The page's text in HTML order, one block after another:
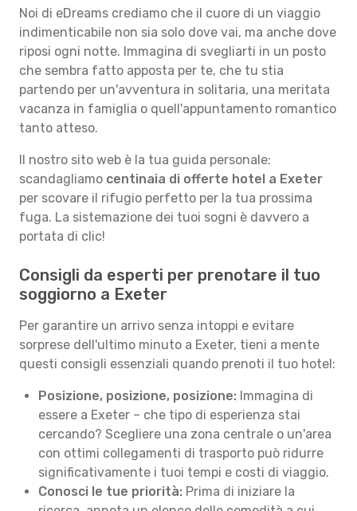
Noi di eDreams crediamo che il cuore di un viaggio
indimenticabile non sia solo dove vai, ma anche dove
riposi ogni notte. Immagina di svegliarti in un posto
che sembra fatto apposta per te, che tu stia
partendo per un'avventura in solitaria, una meritata
vacanza in famiglia o quell'appuntamento romantico
tanto atteso.
Il nostro sito web è la tua guida personale:
scandagliamo centinaia di offerte hotel a Exeter
per scovare il rifugio perfetto per la tua prossima
fuga. La sistemazione dei tuoi sogni è davvero a
portata di clic!
Consigli da esperti per prenotare il tuo
soggiorno a Exeter
Per garantire un arrivo senza intoppi e evitare
sorprese dell'ultimo minuto a Exeter, tieni a mente
questi consigli essenziali quando prenoti il tuo hotel:
Posizione, posizione, posizione: Immagina di
essere a Exeter – che tipo di esperienza stai
cercando? Scegliere una zona centrale o un'area
con ottimi collegamenti di trasporto può ridurre
significativamente i tuoi tempi e costi di viaggio.
Conosci le tue priorità: Prima di iniziare la